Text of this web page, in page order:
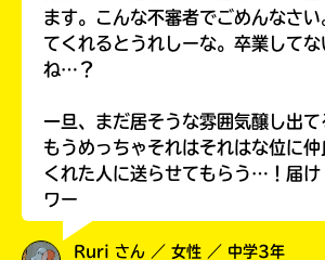
ます。こんな不審者でごめんなさい
てくれるとうれしーな。卒業してな
ね…？
一旦、まだ居そうな雰囲気醸し出て
もうめっちゃそれはそれはな位に仲
くれた人に送らせてもらう…！届け
ワー
Ruri さん ／ 女性 ／ 中学3年